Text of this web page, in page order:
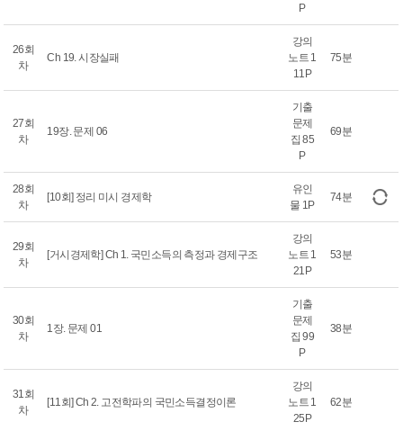
P
26회
차
Ch 19. 시장실패
강의
노트 1
11P
75분
27회
차
19장. 문제 06
기출
문제
집 85
P
69분
28회
차
[10회] 정리 미시 경제학
유인
물 1P
74분
29회
차
[거시경제학] Ch 1. 국민소득의 측정과 경제구조
강의
노트 1
21P
53분
30회
차
1장. 문제 01
기출
문제
집 99
P
38분
31회
차
[11회] Ch 2. 고전학파의 국민소득결정이론
강의
노트 1
25P
62분